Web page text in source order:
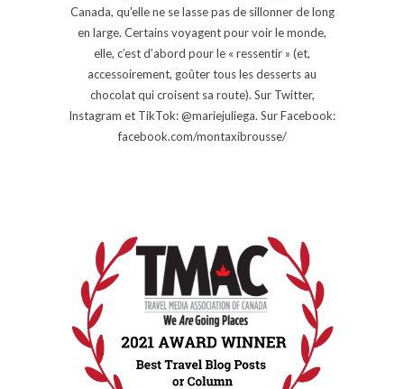
Canada, qu'elle ne se lasse pas de sillonner de long
en large. Certains voyagent pour voir le monde,
elle, c’est d’abord pour le « ressentir » (et,
accessoirement, goûter tous les desserts au
chocolat qui croisent sa route). Sur Twitter,
Instagram et TikTok: @mariejuliega. Sur Facebook:
facebook.com/montaxibrousse/